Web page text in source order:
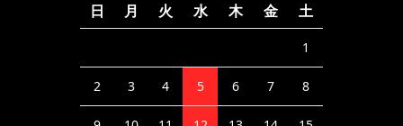
日
月 火 水 木 金 土
1
2 3 4 5 6 7 8